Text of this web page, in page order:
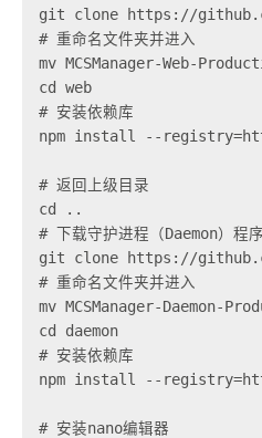
git clone https://
# 重命名文件夹并进入
mv MCSManager-Web-
cd web
# 安装依赖库
npm install --
# 返回上级目录
cd ..
# 下载守护进程（Daemon）程序
git clone https://
# 重命名文件夹并进入
mv MCSManager-Daemon-
cd daemon
# 安装依赖库
npm install --
# 安装nano编辑器